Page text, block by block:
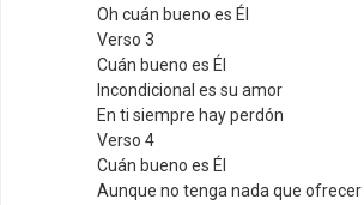
Oh cuán bueno es Él
Verso 3
Cuán bueno es Él
Incondicional es su amor
En ti siempre hay perdón
Verso 4
Cuán bueno es Él
Aunque no tenga nada que ofrecer